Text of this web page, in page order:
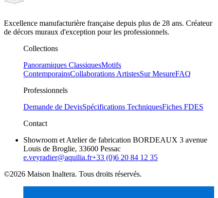
Excellence manufacturière française depuis plus de 28 ans. Créateur
de décors muraux d'exception pour les professionnels.
Collections
Panoramiques ClassiquesMotifs
ContemporainsCollaborations ArtistesSur MesureFAQ
Professionnels
Demande de DevisSpécifications TechniquesFiches FDES
Contact
Showroom et Atelier de fabrication BORDEAUX 3 avenue
Louis de Broglie, 33600 Pessac
e.veyradier@aquilia.fr+33 (0)6 20 84 12 35
©2026 Maison Inaltera. Tous droits réservés.